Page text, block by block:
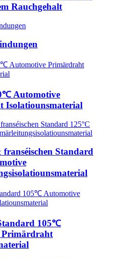
Rauchgehalt
Automotive
Isolatiounsmaterial
franséischen Standard
105℃
Primärdraht